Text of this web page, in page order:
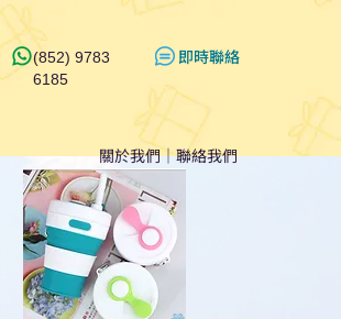
(852) 9783
6185
​即時聯絡
關於我們｜聯絡我們